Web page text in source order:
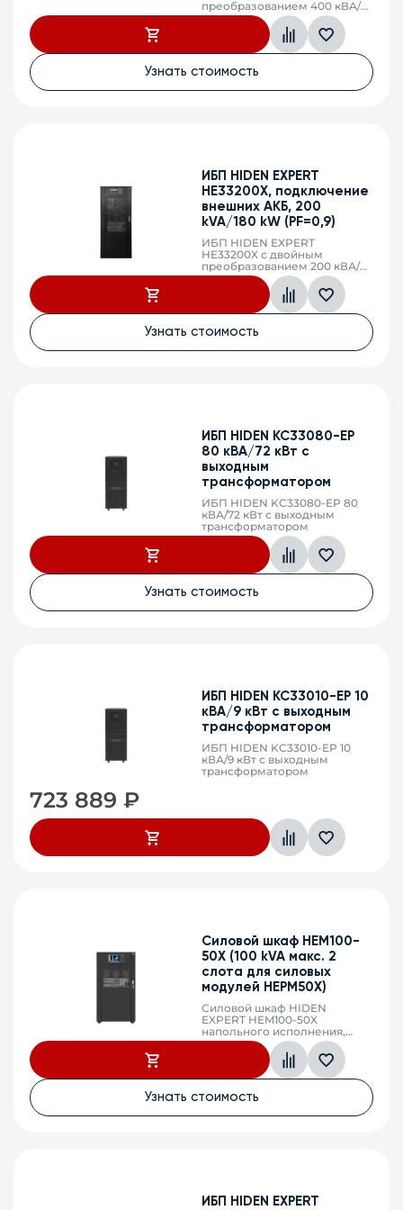
преобразованием 400 кВА/
400 кВт, фаза 3:3, без
встроенных АКБ, ЗУ 127,7А
напряжение АКБ
±216/228/240/252/264 VDC
клеммный терминал, SNMP
слот
Узнать стоимость
ИБП HIDEN EXPERT
HE33200X, подключение
внешних АКБ, 200
kVA/180 kW (PF=0,9)
ИБП HIDEN EXPERT
HE33200X с двойным
преобразованием 200 кВА/
180 кВт, фаза 3:3, без
встроенных АКБ, ЗУ 63,8А
напряжение АКБ
±216/228/240/252/264 VDC
клеммный терминал, SNMP
слот
Узнать стоимость
ИБП HIDEN KC33080-EP
80 кВА/72 кВт с
выходным
трансформатором
ИБП HIDEN KC33080-EP 80
кВА/72 кВт с выходным
трансформатором
Узнать стоимость
ИБП HIDEN KC33010-EP 10
кВА/9 кВт с выходным
трансформатором
ИБП HIDEN KC33010-EP 10
кВА/9 кВт с выходным
трансформатором
723 889₽
Силовой шкаф HEM100-
50X (100 kVA макс. 2
слота для силовых
модулей HEPM50X)
Силовой шкаф HIDEN
EXPERT HEM100-50X
напольного исполнения,
максимальная мощность
100кВА/100кВт, фаза 3:3 (2
слота для силовых модулей
HEPM50X или HEPM50X-Е),
максимальный ток заряда
31,9А, напряжение АКБ
Узнать стоимость
ИБП HIDEN EXPERT